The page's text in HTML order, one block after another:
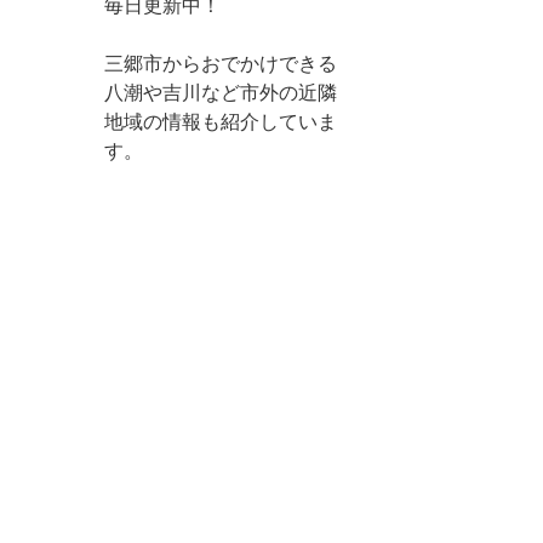
毎日更新中！
三郷市からおでかけできる
八潮や吉川など市外の近隣
地域の情報も紹介していま
す。